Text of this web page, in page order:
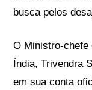
busca pelos
O Ministro-chefe
Índia,Trivendra
em sua conta